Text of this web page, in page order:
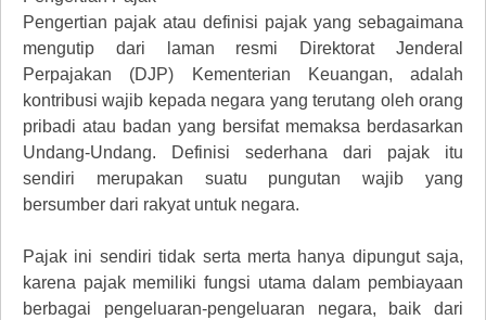
Pengertian pajak atau definisi pajak yang sebagaimana
mengutip dari laman resmi Direktorat Jenderal
Perpajakan (DJP) Kementerian Keuangan, adalah
kontribusi wajib kepada negara yang terutang oleh orang
pribadi atau badan yang bersifat memaksa berdasarkan
Undang-Undang. Definisi sederhana dari pajak itu
sendiri merupakan suatu pungutan wajib yang
bersumber dari rakyat untuk negara.
Pajak ini sendiri tidak serta merta hanya dipungut saja,
karena pajak memiliki fungsi utama dalam pembiayaan
berbagai pengeluaran-pengeluaran negara, baik dari